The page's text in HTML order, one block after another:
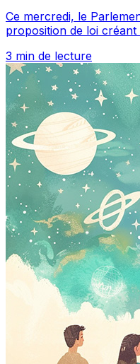
Ce mercredi, le
proposition de loi
3 min de lecture